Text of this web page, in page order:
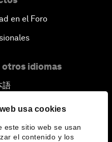
usa cookies
este sitio web se usan
el contenido y los
en el Foro
otros idiomas
語